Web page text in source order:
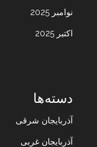
نوامبر 2025
اکتبر 2025
دسته‌ها
آذربایجان شرقی
آذربایجان غربی